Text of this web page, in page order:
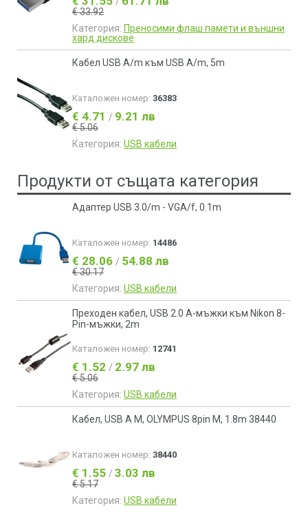
€ 33.92
Категория: Преносими флаш памети и външни
хард дискове
Кабел USB A/m към USB A/m, 5m
Каталожен номер: 36383
€ 4.71 / 9.21 лв
€ 5.06
Категория: USB кабели
Продукти от същата категория
Адаптер USB 3.0/m - VGA/f, 0.1m
Каталожен номер: 14486
€ 28.06 / 54.88 лв
€ 30.17
Категория: USB кабели
Преходен кабел, USB 2.0 A-мъжки към Nikon 8-
Pin-мъжки, 2m
Каталожен номер: 12741
€ 1.52 / 2.97 лв
€ 5.06
Категория: USB кабели
Кабел, USB A M, OLYMPUS 8pin M, 1.8m 38440
Каталожен номер: 38440
€ 1.55 / 3.03 лв
€ 5.17
Категория: USB кабели